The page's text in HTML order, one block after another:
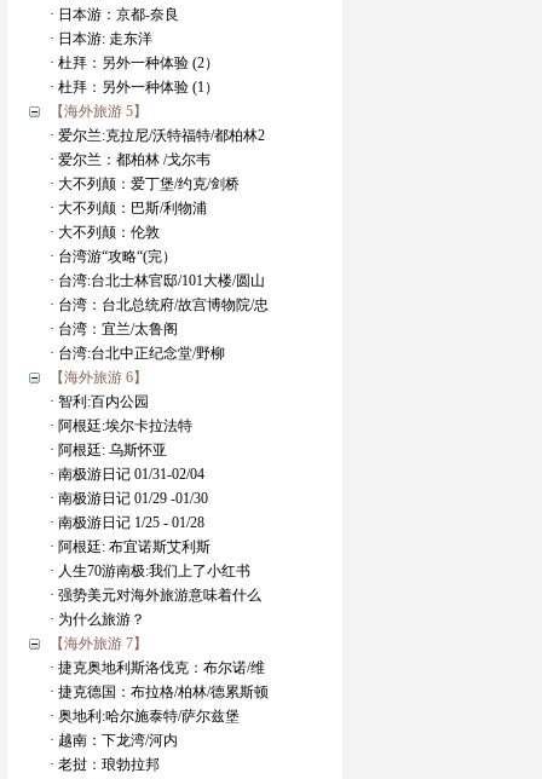
· 日本游：京都-奈良
· 日本游: 走东洋
· 杜拜：另外一种体验 (2）
· 杜拜：另外一种体验 (1）
【海外旅游 5】
· 爱尔兰:克拉尼/沃特福特/都柏林2
· 爱尔兰：都柏林 /戈尔韦
· 大不列颠：爱丁堡/约克/剑桥
· 大不列颠：巴斯/利物浦
· 大不列颠：伦敦
· 台湾游“攻略“(完）
· 台湾:台北士林官邸/101大楼/圆山
· 台湾：台北总统府/故宫博物院/忠
· 台湾：宜兰/太鲁阁
· 台湾:台北中正纪念堂/野柳
【海外旅游 6】
· 智利:百内公园
· 阿根廷:埃尔卡拉法特
· 阿根廷: 乌斯怀亚
· 南极游日记 01/31-02/04
· 南极游日记 01/29 -01/30
· 南极游日记 1/25 - 01/28
· 阿根廷: 布宜诺斯艾利斯
· 人生70游南极:我们上了小红书
· 强势美元对海外旅游意味着什么
· 为什么旅游？
【海外旅游 7】
· 捷克奥地利斯洛伐克：布尔诺/维
· 捷克德国：布拉格/柏林/德累斯顿
· 奥地利:哈尔施泰特/萨尔兹堡
· 越南：下龙湾/河内
· 老挝：琅勃拉邦